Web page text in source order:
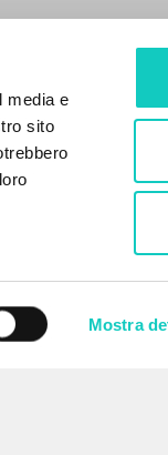
media e
sito
Mostra
NEWSLETTER